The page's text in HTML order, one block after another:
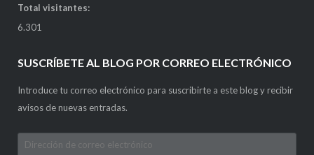
Total visitantes:
6.301
SUSCRÍBETE AL BLOG POR CORREO ELECTRÓNICO
Introduce tu correo electrónico para suscribirte a este blog y recibir
avisos de nuevas entradas.
Dirección